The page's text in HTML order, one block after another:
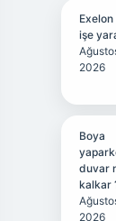
işe
2026
Boya
duvar
kalkar
2026